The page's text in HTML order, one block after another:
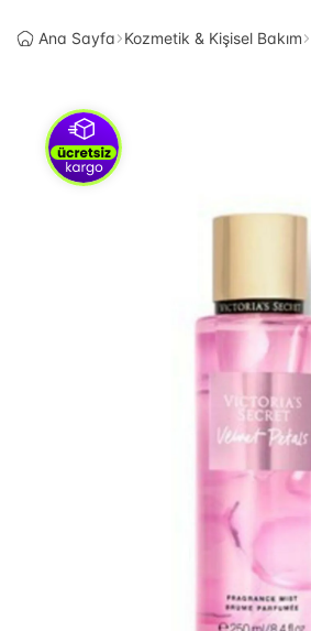
Ana Sayfa Kozmetik & Kişisel Bakım